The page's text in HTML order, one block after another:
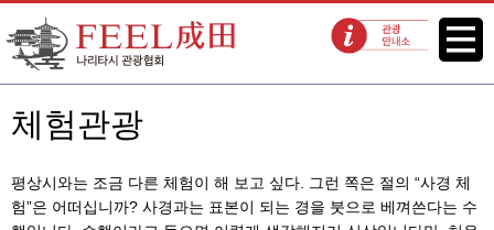
FEEL 나리타 나리타시 관광협회 관광 안내소 메뉴
체험관광
평상시와는 조금 다른 체험이 해 보고 싶다. 그런 쪽은 절의 “사경 체
험”은 어떠십니까? 사경과는 표본이 되는 경을 붓으로 베껴쓴다는 수